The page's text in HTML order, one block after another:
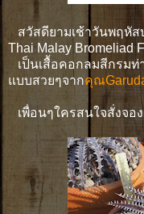
สวัสดียามเช้าวันพฤหัส
Thai Malay Bromeliad
เป็นเสื้อคอกลมสีกรมท่
แบบสวยๆจากคุณ
เพื่อนๆใครสนใจสั่งจอ